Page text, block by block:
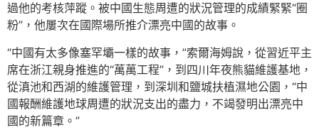
過他的考核萍蹤。被中國生態周遭的狀況管理的成績緊緊“圈
粉”，他屢次在國際場所推介漂亮中國的故事。
“中國有太多像塞罕壩一樣的故事，”索爾海姆說，從習近平主
席在浙江親身推進的“萬萬工程”，到四川年夜熊貓維護基地，
從滇池和西湖的維護管理，到深圳和鹽城扶植濕地公園，“中
國報酬維護地球周遭的狀況支出的盡力，不竭發明出漂亮中
國的新篇章。”